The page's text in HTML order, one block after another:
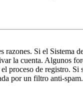
Si el
la cuenta. Algunos
de registro.
por un filtro anti-